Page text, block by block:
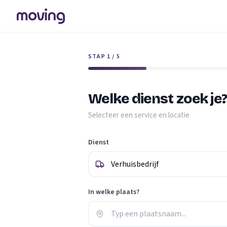
STAP 1 / 5
Welke dienst zoek je?
Selecteer een service en locatie
Dienst
In welke plaats?